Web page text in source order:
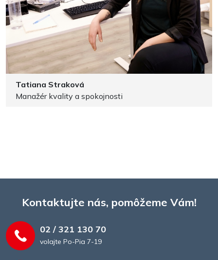
Tatiana Straková
Manažér kvality a spokojnosti
Kontaktujte nás, pomôžeme Vám!
02 / 321 130 70
volajte Po-Pia 7-19